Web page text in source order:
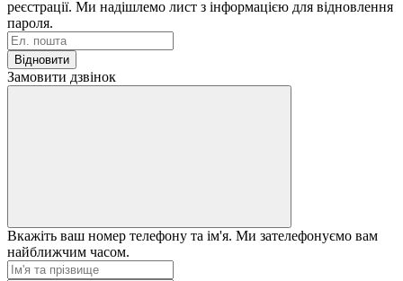
реєстрації. Ми надішлемо лист з інформацією для відновлення
пароля.
Відновити
Замовити дзвінок
Вкажіть ваш номер телефону та ім'я. Ми зателефонуємо вам
найближчим часом.